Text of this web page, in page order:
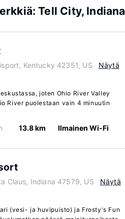
Tell City, Indiana
Kentucky 42351, US
Näytä
joten Ohio River Valley
River puolestaan vain 4 minuutin
13.8 km Ilmainen Wi-Fi
Claus, Indiana 47579, US
Näytä
(vesi- ja huvipuisto) ja Frosty's Fun